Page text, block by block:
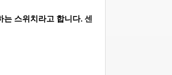
는 스위치라고 합니다. 센